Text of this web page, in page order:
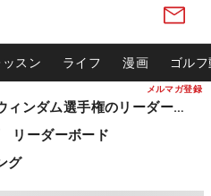
メルマガ登録
ッスン ライフ 漫画 ゴル
松山英樹ら出場 ウィンダム選手権のリーダーボード
リーダーボード
グ